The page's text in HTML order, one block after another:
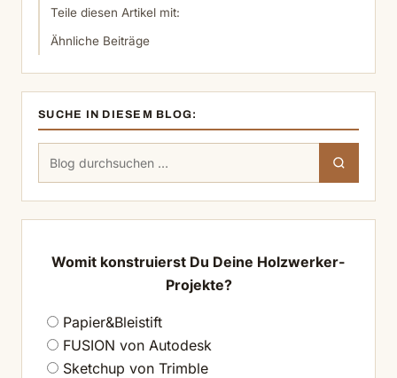
Teile diesen Artikel mit:
Ähnliche Beiträge
SUCHE IN DIESEM BLOG:
Suchen
Womit konstruierst Du Deine Holzwerker-
Projekte?
Papier&Bleistift
FUSION von Autodesk
Sketchup von Trimble